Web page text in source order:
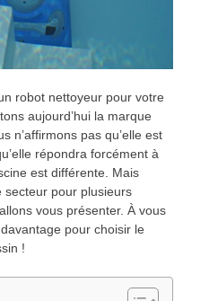
robot nettoyeur pour votre
aujourd’hui la marque
n’affirmons pas qu’elle est
répondra forcément à
est différente. Mais
secteur pour plusieurs
vous présenter. À vous
pour choisir le
!